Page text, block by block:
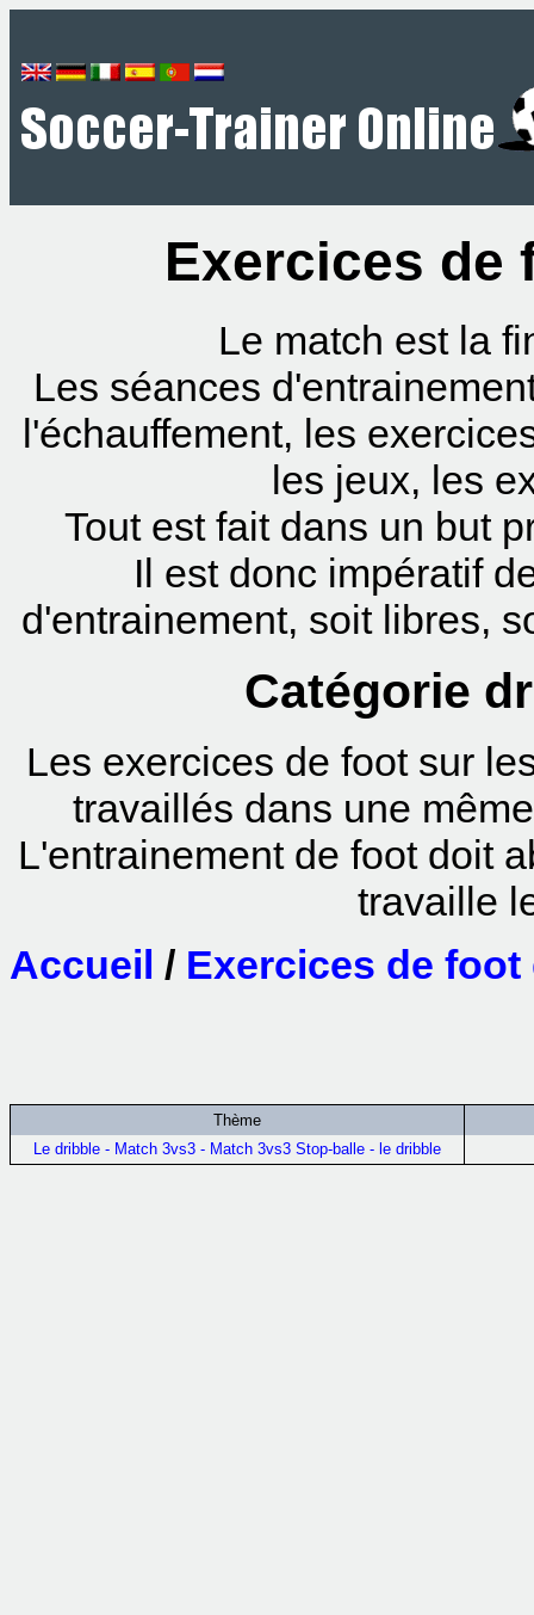
Exercices de
Le match est la
Les séances
l'échauffement, les
les jeux, les
Tout est fait dans un but
Il est donc impératif
d'entrainement, soit libres,
Catégorie
Les exercices de foot sur
travaillés dans une
L'entrainement de foot doit
travaille
Accueil / Exercices de foot
Thème
Le dribble - Match 3vs3 - Match 3vs3 Stop-balle - le dribble